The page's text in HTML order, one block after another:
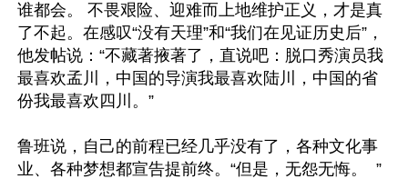
谁都会。 ​​​不畏艰险、迎难而上地维护正义，才是真
了不起。在感叹“没有天理”和“我们在见证历史后”，
他发帖说：“不藏著掖著了，直说吧：脱口秀演员我
最喜欢孟川，中国的导演我最喜欢陆川，中国的省
份我最喜欢四川。”  ​​​
鲁班说，自己的前程已经几乎没有了，各种文化事
业、各种梦想都宣告提前终。“但是，无怨无悔。  ”​